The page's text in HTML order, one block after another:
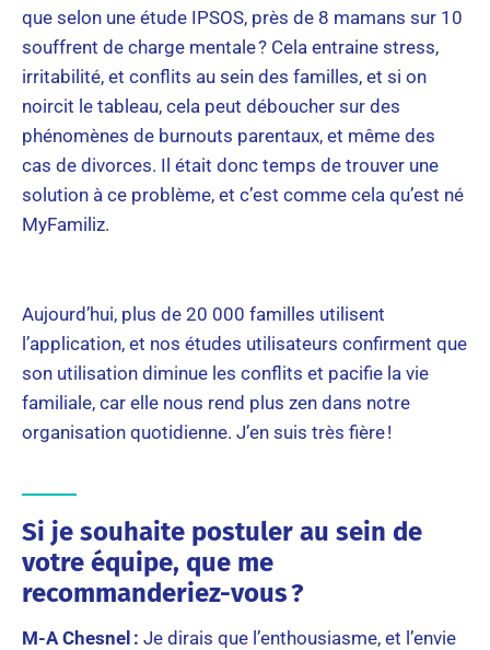
que selon une étude IPSOS, près de 8 mamans sur 10
souffrent de charge mentale ? Cela entraine stress,
irritabilité, et conflits au sein des familles, et si on
noircit le tableau, cela peut déboucher sur des
phénomènes de burnouts parentaux, et même des
cas de divorces. Il était donc temps de trouver une
solution à ce problème, et c’est comme cela qu’est né
MyFamiliz.
Aujourd’hui, plus de 20 000 familles utilisent
l’application, et nos études utilisateurs confirment que
son utilisation diminue les conflits et pacifie la vie
familiale, car elle nous rend plus zen dans notre
organisation quotidienne. J’en suis très fière !
Si je souhaite postuler au sein de
votre équipe, que me
recommanderiez-vous ?
M-A Chesnel : Je dirais que l’enthousiasme, et l’envie